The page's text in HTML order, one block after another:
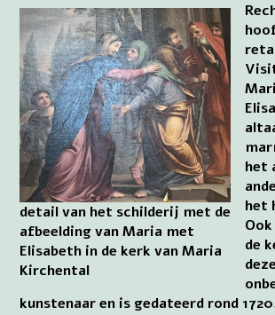
detail van het schilderij met de
afbeelding van Maria met
Elisabeth in de kerk van Maria
Kirchental
het
het
de
kunstenaar en is gedateerd rond